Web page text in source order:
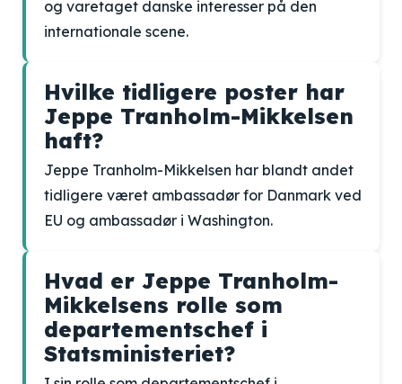
og varetaget danske interesser på den
internationale scene.
Hvilke tidligere poster har
Jeppe Tranholm-Mikkelsen
haft?
Jeppe Tranholm-Mikkelsen har blandt andet
tidligere været ambassadør for Danmark ved
EU og ambassadør i Washington.
Hvad er Jeppe Tranholm-
Mikkelsens rolle som
departementschef i
Statsministeriet?